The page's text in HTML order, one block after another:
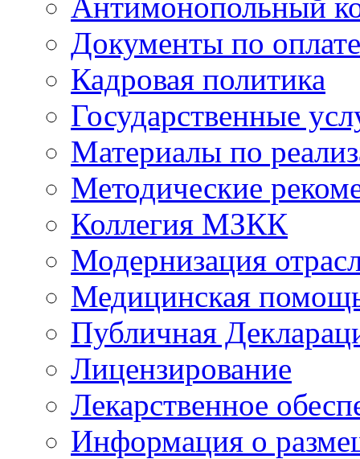
Документы по
Кадровая политика
Государственные
Материалы по
Методические
Коллегия МЗКК
Модернизация
Медицинская
Публичная
Лицензирование
Лекарственное
Информация о